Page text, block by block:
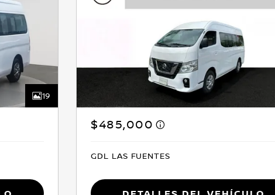
19
$485,000
GDL LAS FUENTES